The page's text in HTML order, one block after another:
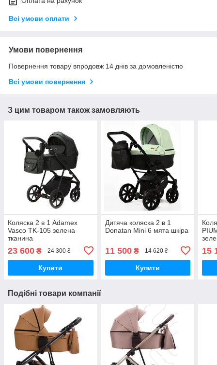
Всі умови оплати
Умови повернення
Повернення товару впродовж 14 днів за домовленістю
Всі умови повернення
З цим товаром також замовляють
Коляска 2 в 1 Adamex
Vasco TK-105 зелена
тканина
23 600 ₴ 24 300 ₴
Купити
Дитяча коляска 2 в 1
Donatan Mini 6 мята шкіра
11 500₴ 14 620 ₴
Купити
15
Подібні товари компанії